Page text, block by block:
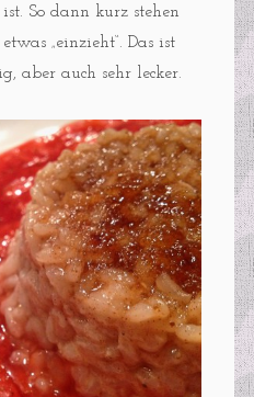
So dann kurz stehen
„einzieht“. Das ist
aber auch sehr lecker.